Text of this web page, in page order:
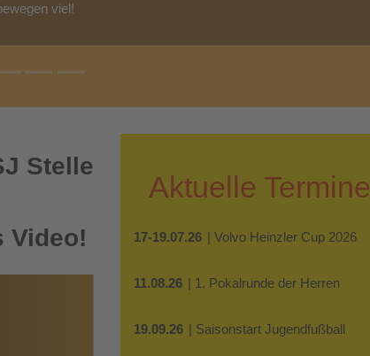
Walking - für jeden ist etwas dabei!
Stelle
Video!
Aktuelle Termine
17-19.07.26 | Volvo Heinzler Cup 2026
11.08.26 | 1. Pokalrunde der Herren
19.09.26 | Saisonstart Jugendfußball